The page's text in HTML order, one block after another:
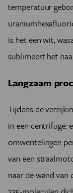
temperatuur
is het een wit,
sublimeert het
Langzaam
Tijdens de
in een centrifuge:
omwentelingen
van een
naar de wand